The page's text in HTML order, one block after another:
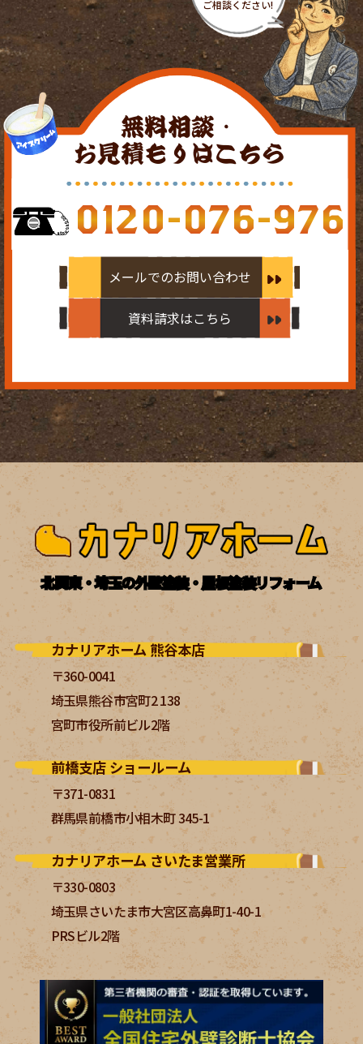
無料相談・
お見積もりはこちら
0120-076-976
メールでのお問い合わせ
資料請求はこちら
北関東・埼玉の外壁塗装・屋根塗装リフォーム
カナリアホーム 熊谷本店
〒360-0041
埼玉県熊谷市宮町2 138
宮町市役所前ビル2階
前橋支店 ショールーム
〒371-0831
群馬県前橋市小相木町 345-1
カナリアホーム さいたま営業所
〒330-0803
埼玉県さいたま市大宮区高鼻町1-40-1
PRSビル2階